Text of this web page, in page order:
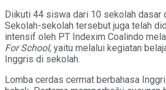
Diikuti 44 siswa dari 10 sekolah dasar
Sekolah-sekolah tersebut juga telah
intensif oleh PT Indexim Coalindo
For School, yaitu melalui kegiatan
Inggris di sekolah.
Lomba cerdas cermat berbahasa